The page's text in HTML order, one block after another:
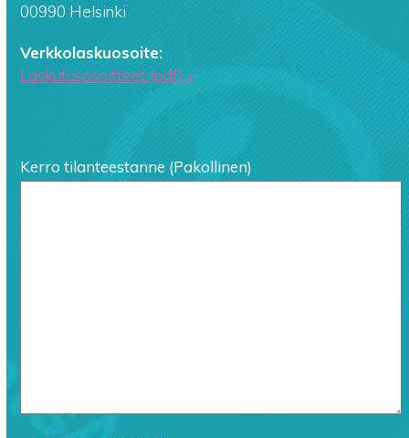
00990 Helsinki
Verkkolaskuosoite:
Laskutusosoitteet (pdf) »
Kerro tilanteestanne (Pakollinen)